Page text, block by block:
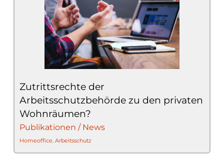
Zutrittsrechte der
Arbeitsschutzbehörde zu den privaten
Wohnräumen?
Publikationen / News
Homeoffice, Arbeitsschutz